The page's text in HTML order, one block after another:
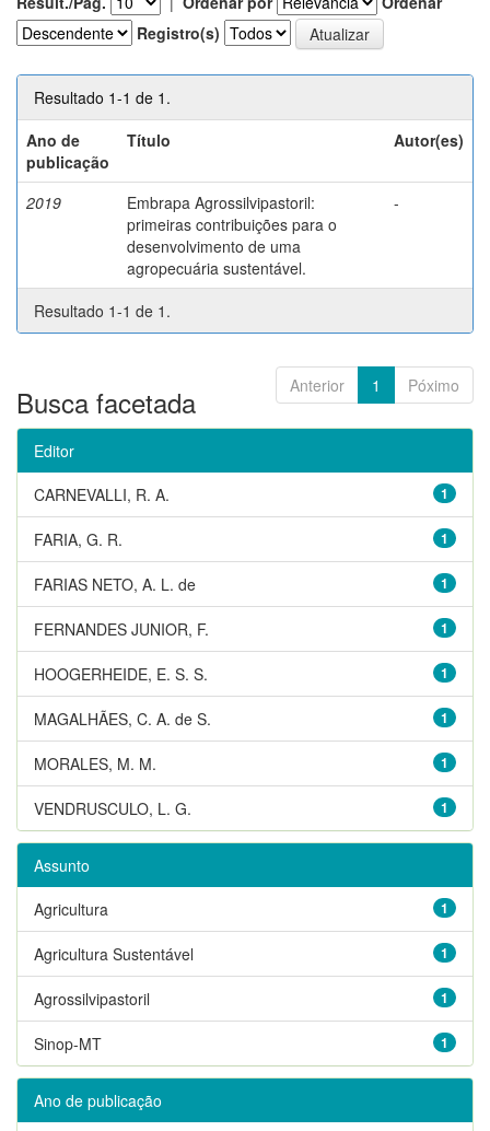
Registro(s)
Resultado 1-1 de 1.
Ano de
publicação
Título Autor(es)
2019
Embrapa Agrossilvipastoril:
primeiras contribuições para o
desenvolvimento de uma
agropecuária sustentável.
-
Resultado 1-1 de 1.
Anterior 1 Póximo
Busca facetada
Editor
1
CARNEVALLI, R. A.
1
FARIA, G. R.
1
FARIAS NETO, A. L. de
1
FERNANDES JUNIOR, F.
1
HOOGERHEIDE, E. S. S.
1
MAGALHÃES, C. A. de S.
1
MORALES, M. M.
1
VENDRUSCULO, L. G.
Assunto
1
Agricultura
1
Agricultura Sustentável
1
Agrossilvipastoril
1
Sinop-MT
Ano de publicação